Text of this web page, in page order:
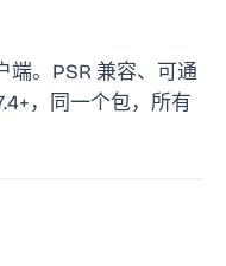
端。PSR 兼容、可通
，同一个包，所有